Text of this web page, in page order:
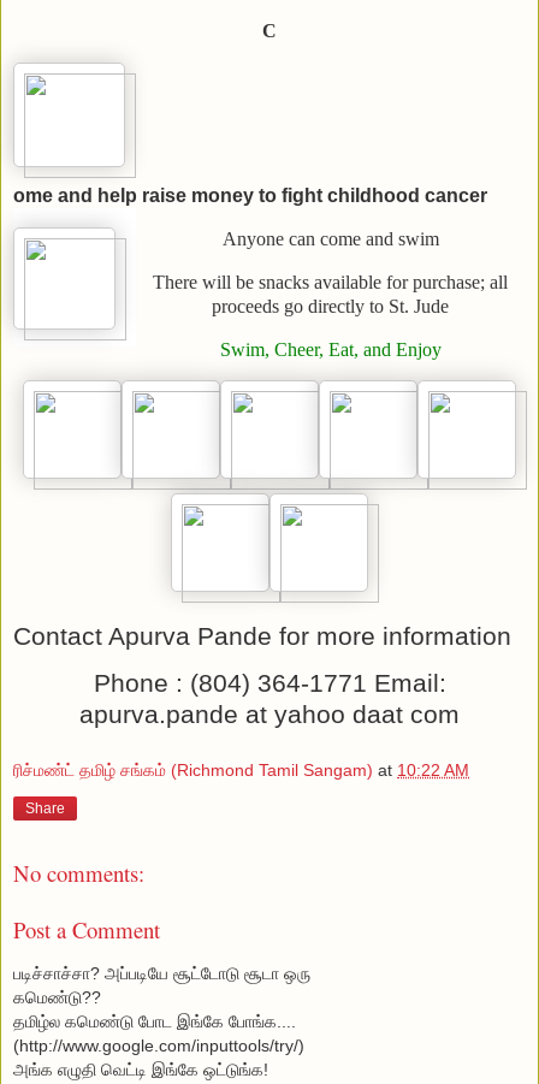
C
ome and help raise money to fight childhood cancer
Anyone can come and swim
There will be snacks available for purchase; all
proceeds go directly to St. Jude
Swim, Cheer, Eat, and Enjoy
Contact Apurva Pande for more information
Phone : (804) 364-1771 Email:
apurva.pande at yahoo daat com
ரிச்மண்ட் தமிழ் சங்கம் (Richmond Tamil Sangam) at 10:22 AM
Share
No comments:
Post a Comment
படிச்சாச்சா? அப்படியே சூட்டோடு சூடா ஒரு
கமெண்டு??
தமிழ்ல கமெண்டு போட இங்கே போங்க....
(http://www.google.com/inputtools/try/)
அங்க எழுதி வெட்டி இங்கே ஒட்டுங்க!